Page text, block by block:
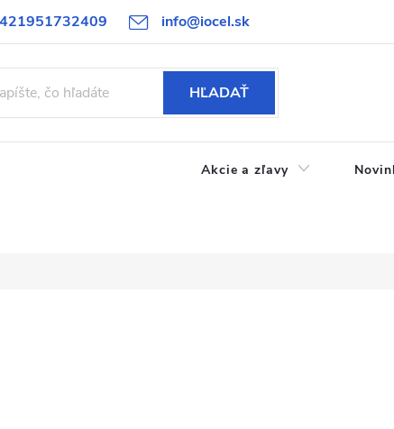
info@iocel.sk
Obchodné podmienky Obľúbené Bezpečnostné informácie
HĽADAŤ
Akcie a zľavy